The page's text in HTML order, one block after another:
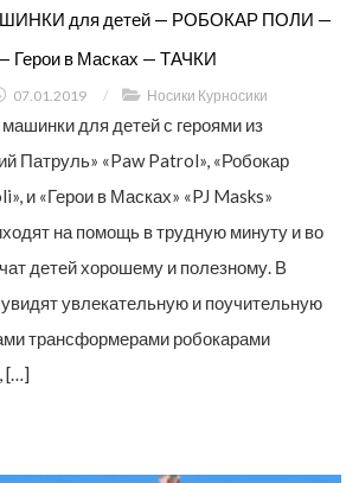
для детей — РОБОКАР ПОЛИ —
Герои в Масках — ТАЧКИ
07.01.2019 / Носики Курносики
для детей с героями из
Патруль» «Paw Patrol», «Робокар
и «Герои в Масках» «PJ Masks»
на помощь в трудную минуту и во
детей хорошему и полезному. В
увлекательную и поучительную
трансформерами робокарами
[…]